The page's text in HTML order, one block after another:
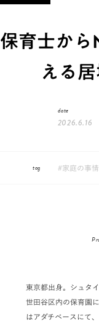
保育士か
える
date
2026.6.16
tag #家庭の事
東京都出身。シュタ
世田谷区内の保育園
はアダチベースにて